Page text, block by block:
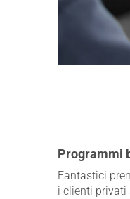
Programmi
Fantastici
i clienti